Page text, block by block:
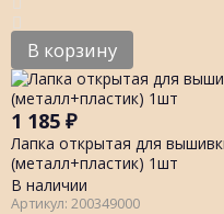
В корзину
1 185 ₽
Лапка открытая для
(металл+пластик) 1шт
В наличии
Артикул: 200349000